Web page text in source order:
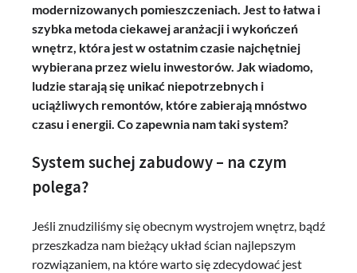
modernizowanych pomieszczeniach. Jest to łatwa i
szybka metoda ciekawej aranżacji i wykończeń
wnętrz, która jest w ostatnim czasie najchętniej
wybierana przez wielu inwestorów. Jak wiadomo,
ludzie starają się unikać niepotrzebnych i
uciążliwych remontów, które zabierają mnóstwo
czasu i energii. Co zapewnia nam taki system?
System suchej zabudowy – na czym
polega?
Jeśli znudziliśmy się obecnym wystrojem wnętrz, bądź
przeszkadza nam bieżący układ ścian najlepszym
rozwiązaniem, na które warto się zdecydować jest